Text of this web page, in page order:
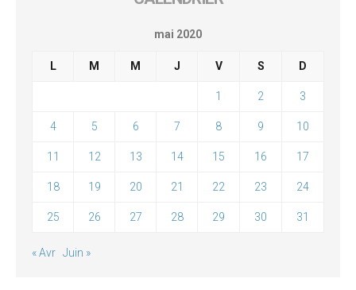
mai 2020
L M M J V S D
1 2 3
4 5 6 7 8 9 10
11 12 13 14 15 16 17
18 19 20 21 22 23 24
25 26 27 28 29 30 31
« Avr Juin »